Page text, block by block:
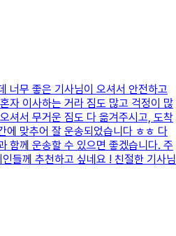
너무 좋은 기사님이 오셔서 안전하고
자 이사하는 거라 짐도 많고 걱정이 많
셔서 무거운 짐도 다 옮겨주시고, 도착
에 맞추어 잘 운송되었습니다 ㅎㅎ 다
함께 운송할 수 있으면 좋겠습니다. 주
들께 추천하고 싶네요 ! 친절한 기사님